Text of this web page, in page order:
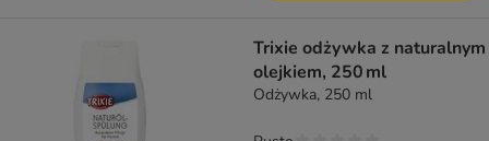
Trixie odżywka z naturalnym
olejkiem, 250 ml
Odżywka, 250 ml